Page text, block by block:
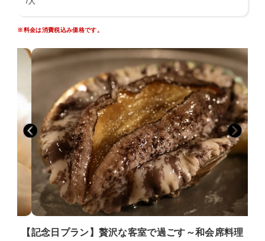
・活アワビの踊り蒸焼き
前後。
温度を大切にご用意いたします。
夕食は半会席スタイル：
ある程度の品数を最初にご用意の後、温かいお料理を差し込みご提供
いたします。
※イセエビ・アワビは大人のみ
※小学生には牛ステーキ付
※写真は一例、季節や仕入れにより異なります。
※イセエビは国内産不漁の為、外国産を使用しています。
◆お食事場所について◆
・お食事処（広間に衝立）
・個室風食事処「千秋」「蓬莱」
上記いずれかのご案内となりご指定はいただけません。
※料金は消費税込み価格です。
【記念日プラン】贅沢な客室で過ごす～和会席料理